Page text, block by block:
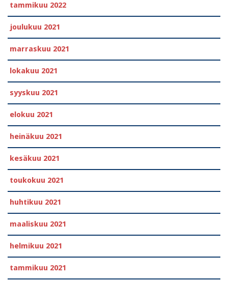
tammikuu 2022
joulukuu 2021
marraskuu 2021
lokakuu 2021
syyskuu 2021
elokuu 2021
heinäkuu 2021
kesäkuu 2021
toukokuu 2021
huhtikuu 2021
maaliskuu 2021
helmikuu 2021
tammikuu 2021